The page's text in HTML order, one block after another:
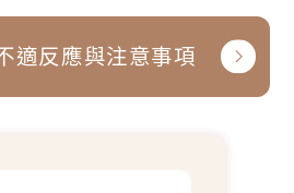
適反應與注意事項